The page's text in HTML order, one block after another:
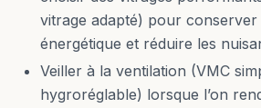
vitrage adapté) pour
énergétique et réduire les
Veiller à la ventilation (VMC
hygroréglable) lorsque l’on